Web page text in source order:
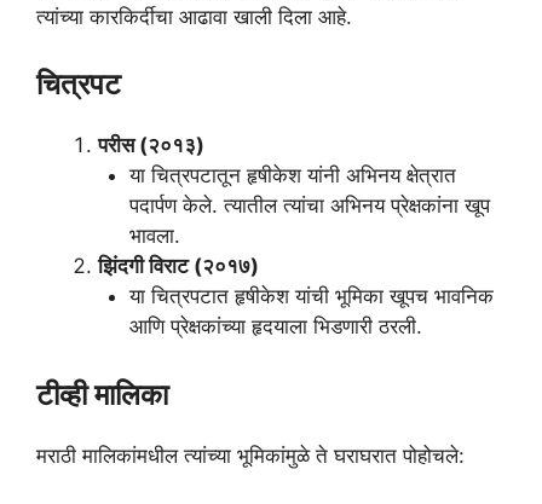
त्यांच्या कारकिर्दीचा आढावा खाली दिला आहे.
चित्रपट
परीस (२०१३)
या चित्रपटातून हृषीकेश यांनी अभिनय क्षेत्रात
पदार्पण केले. त्यातील त्यांचा अभिनय प्रेक्षकांना खूप
भावला.
झिंदगी विराट (२०१७)
या चित्रपटात हृषीकेश यांची भूमिका खूपच भावनिक
आणि प्रेक्षकांच्या हृदयाला भिडणारी ठरली.
टीव्ही मालिका
मराठी मालिकांमधील त्यांच्या भूमिकांमुळे ते घराघरात पोहोचले: